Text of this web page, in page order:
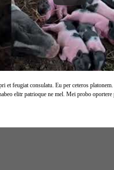
et feugiat consulatu. Eu per ceteros
elitr patrioque ne mel. Mei probo